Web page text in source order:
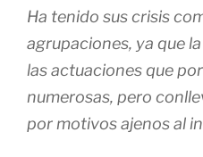
Ha tenido sus crisis
agrupaciones, ya que
las actuaciones que
numerosas, pero
por motivos ajenos al